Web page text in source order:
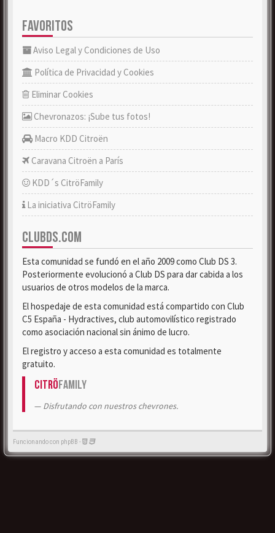
FAVORITOS
Aviso Legal y Condiciones de Uso
Política de Privacidad y Cookies
Eliminar Cookies
Chevronazos: ¡Sube tus fotos!
Macro KDD Citroën
Caravana Citroën a París
KDD´s CitröFamily
La iniciativa CitröFamily
CLUBDS.COM
Esta comunidad se fundó en el año 2009 como Club DS 3.
Posteriormente evolucionó a Club DS para dar cabida a los
usuarios de otros modelos de la marca.
El hospedaje de esta comunidad está compartido con Club
C5 España - Hydractives, club automovilístico registrado
como asociación nacional sin ánimo de lucro.
El registro y acceso a esta comunidad es totalmente
gratuito.
CitröFamily
Disfrutando con nuestros chevrones.
Funcionando con phpBB -